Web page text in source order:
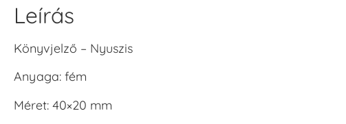
Leírás
Könyvjelző – Nyuszis
Anyaga: fém
Méret: 40×20 mm